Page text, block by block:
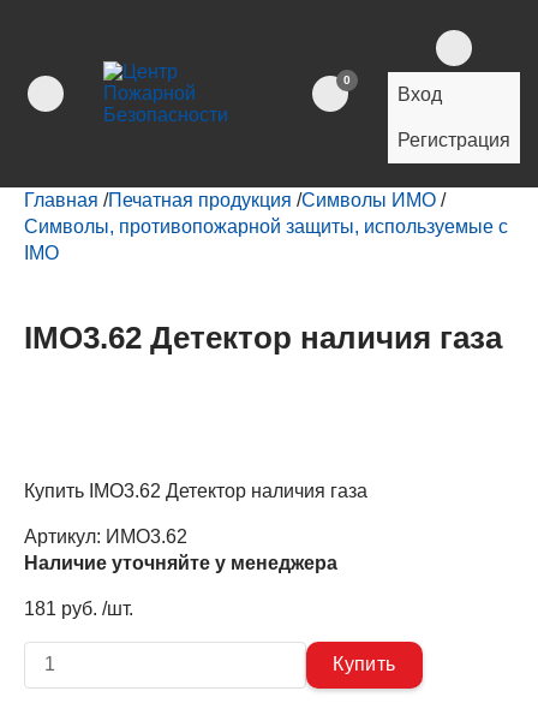
0
Вход
Регистрация
Главная /Печатная продукция /Символы ИМО /
Символы, противопожарной защиты, используемые с
IMO
IMO3.62 Детектор наличия газа
Купить IMO3.62 Детектор наличия газа
Артикул: ИМО3.62
Наличие уточняйте у менеджера
181 руб. /шт.